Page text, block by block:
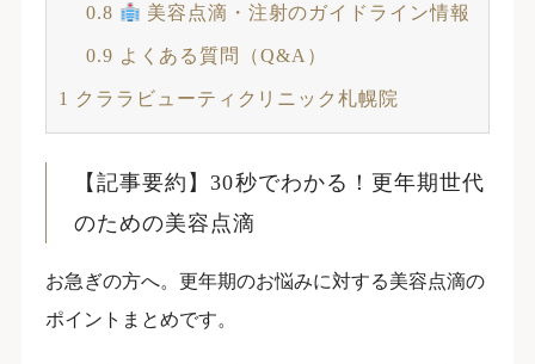
0.8 美容点滴・注射のガイドライン情報
0.9 よくある質問（Q&A）
1 クララビューティクリニック札幌院
【記事要約】30秒でわかる！更年期世代
のための美容点滴
お急ぎの方へ。更年期のお悩みに対する美容点滴の
ポイントまとめです。